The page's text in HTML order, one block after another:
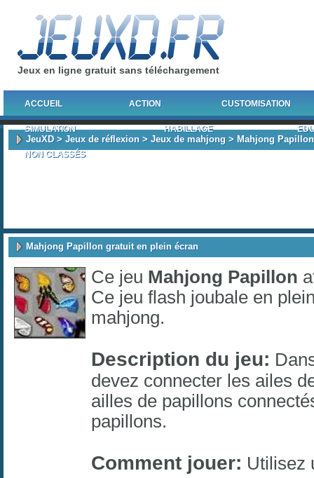
Jeux en ligne gratuit sans téléchargement
ACCUEIL ACTION CUSTOMISATION
SIMULATION HABILLAGE
NON CLASSÉS
JeuXD> Jeux de réflexion > Jeux de mahjong > Mahjong Papillon
Mahjong Papillon gratuit en plein écran
Ce jeu Mahjong Papillon
Ce jeu flash joubale en
mahjong.
Description du jeu:
devez connecter les ailes
ailles de papillons
papillons.
Comment jouer: Utilisez